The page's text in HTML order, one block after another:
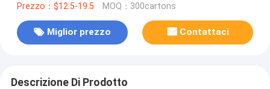
Prezzo：$12.5-19.5 MOQ：300cartons
Miglior prezzo Contattaci
Descrizione Di Prodotto